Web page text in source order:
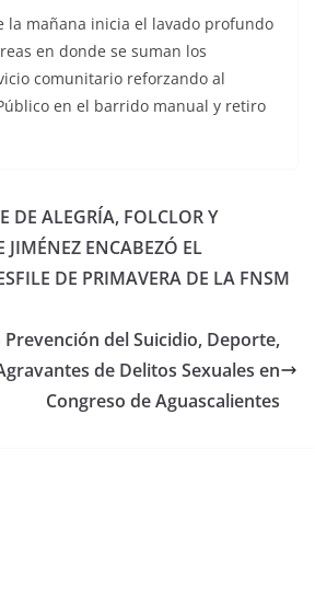
la mañana inicia el lavado profundo
en donde se suman los
comunitario reforzando al
en el barrido manual y retiro
DE ALEGRÍA, FOLCLOR Y
JIMÉNEZ ENCABEZÓ EL
DE PRIMAVERA DE LA FNSM
Prevención del Suicidio, Deporte,
de Delitos Sexuales en
Congreso de Aguascalientes